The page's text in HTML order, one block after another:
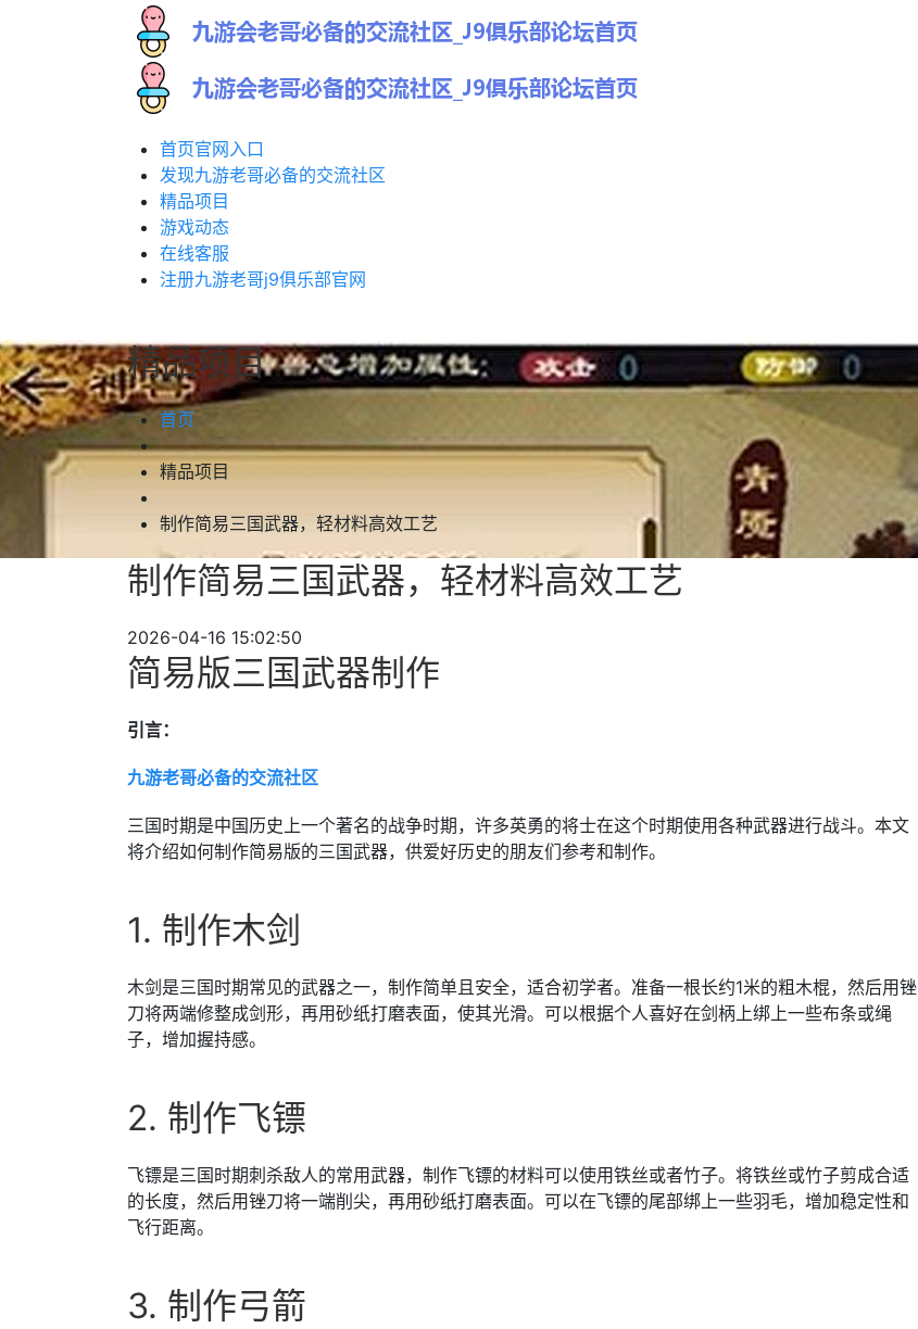
首页官网入口
发现九游老哥必备的交流社区
精品项目
游戏动态
在线客服
注册九游老哥j9俱乐部官网
精品项目
首页
精品项目
制作简易三国武器，轻材料高效工艺
制作简易三国武器，轻材料高效工艺
2026-04-16 15:02:50
简易版三国武器制作
引言：
九游老哥必备的交流社区
三国时期是中国历史上一个著名的战争时期，许多英勇的将士在这个时期使用各种武器进行战斗。本文
将介绍如何制作简易版的三国武器，供爱好历史的朋友们参考和制作。
1. 制作木剑
木剑是三国时期常见的武器之一，制作简单且安全，适合初学者。准备一根长约1米的粗木棍，然后用锉
刀将两端修整成剑形，再用砂纸打磨表面，使其光滑。可以根据个人喜好在剑柄上绑上一些布条或绳
子，增加握持感。
2. 制作飞镖
飞镖是三国时期刺杀敌人的常用武器，制作飞镖的材料可以使用铁丝或者竹子。将铁丝或竹子剪成合适
的长度，然后用锉刀将一端削尖，再用砂纸打磨表面。可以在飞镖的尾部绑上一些羽毛，增加稳定性和
飞行距离。
3. 制作弓箭